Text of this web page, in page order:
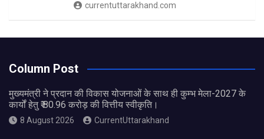
currentuttarakhand.com
Column Post
मुख्यमंत्री ने प्रदान की विकास योजनाओं के साथ ही कुम्भ मेला-2027 के
कार्यों हेतु ₹ 80.96 करोड़ की वित्तीय स्वीकृति।
8 August 2026 CurrentUttarakhand